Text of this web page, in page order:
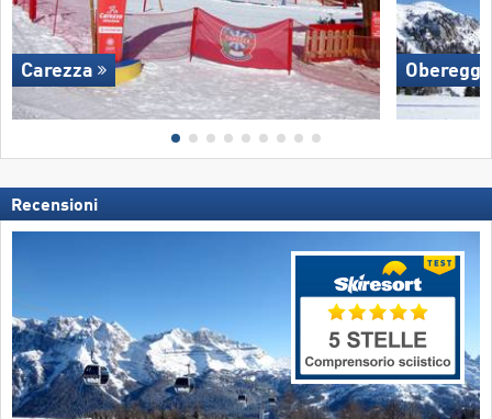
Carezza
Recensioni